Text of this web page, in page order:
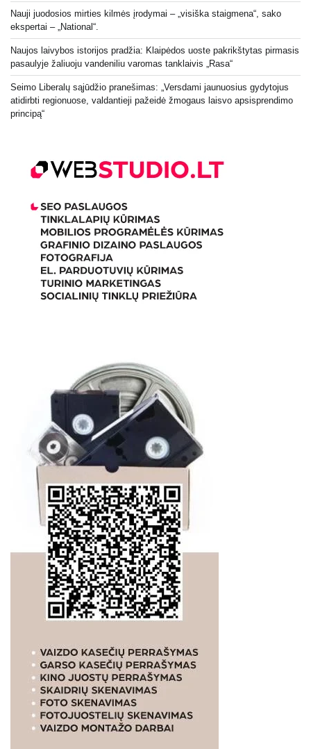
Nauji juodosios mirties kilmės įrodymai – „visiška staigmena“, sako
ekspertai – „National“.
Naujos laivybos istorijos pradžia: Klaipėdos uoste pakrikštytas pirmasis
pasaulyje žaliuoju vandeniliu varomas tanklaivis „Rasa“
Seimo Liberalų sąjūdžio pranešimas: „Versdami jaunuosius gydytojus
atidirbti regionuose, valdantieji pažeidė žmogaus laisvo apsisprendimo
principą“